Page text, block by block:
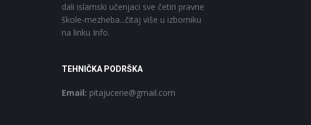
dali islamski učenjaci sve četiri pravne
škole-mezheba...čitaj više u izborniku
na linku Info.
TEHNIČKA PODRŠKA
Email: pitajucene@gmail.com